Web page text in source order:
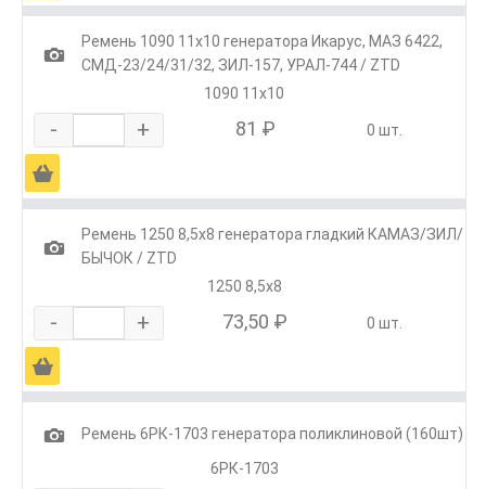
1
Ремень 1090 11x10 генератора Икарус, МАЗ 6422,
СМД-23/24/31/32, ЗИЛ-157, УРАЛ-744 / ZTD
1090 11x10
- + 81 ₽ 0 шт.
Ä
1
Ремень 1250 8,5х8 генератора гладкий КАМАЗ/ЗИЛ/
БЫЧОК / ZTD
1250 8,5х8
- + 73,50 ₽ 0 шт.
Ä
1
Ремень 6РК-1703 генератора поликлиновой (160шт)
6РК-1703